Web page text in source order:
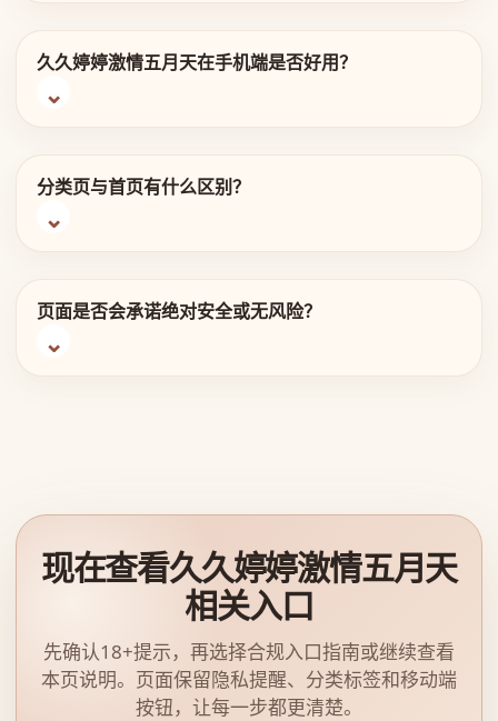
久久婷婷激情五月天在手机端是否好用？
分类页与首页有什么区别？
页面是否会承诺绝对安全或无风险？
现在查看久久婷婷激情五月天
相关入口
先确认18+提示，再选择合规入口指南或继续查看
本页说明。页面保留隐私提醒、分类标签和移动端
按钮，让每一步都更清楚。